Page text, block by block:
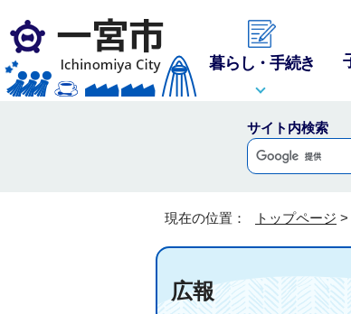
暮らし・手続き
サイト内検索
現在の位置： トップページ >
広報